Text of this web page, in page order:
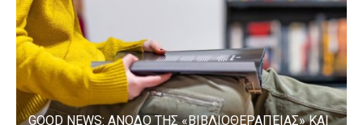
GOOD NEWS: ΑΝΟΔΟ ΤΗΣ «ΒΙΒΛΙΟΘΕΡΑΠΕΙΑΣ» ΚΑΙ